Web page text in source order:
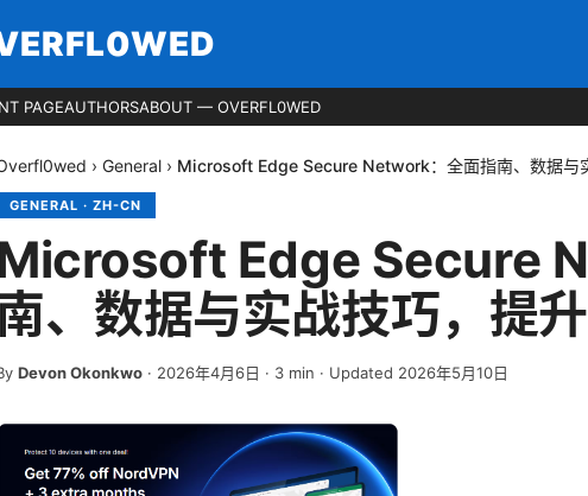
PAGEAUTHORSABOUT — OVERFL0WED
› General › Microsoft Edge Secure Network：全面指南、数据与
GENERAL · ZH-CN
Edge Secure
、数据与实战技巧，提
Devon Okonkwo · 2026年4月6日 · 3 min · Updated 2026年5月10日